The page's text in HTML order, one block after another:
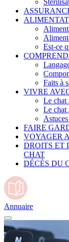
Est-ce
Faits à
VIVRE
Le chat
Le chat
FAIRE
VOYAGER
DROITS ET
CHAT
DÉCÈS DU
Annuaire